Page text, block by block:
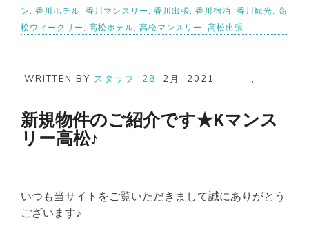
ン
香川ホテル 香川マンスリー 香川出張 香川宿泊 香川観光 高
松ウィークリー
高松ホテル 高松マンスリー 高松出張
WRITTEN BY スタッフ 28 2月 2021
新規物件のご紹介です★Kマンス
リー高松♪
いつも当サイトをご覧いただきまして誠にありがとう
ございます♪